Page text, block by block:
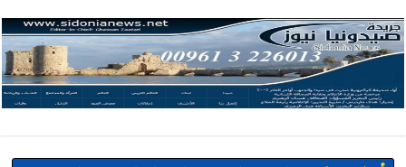
أخبار صيدا وفد المبادرة الصيداوية لرفع المظلومية زار النائب